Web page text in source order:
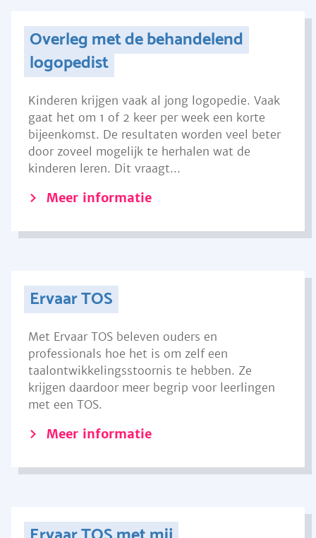
Overleg met de behandelend
logopedist
Kinderen krijgen vaak al jong logopedie. Vaak
gaat het om 1 of 2 keer per week een korte
bijeenkomst. De resultaten worden veel beter
door zoveel mogelijk te herhalen wat de
kinderen leren. Dit vraagt...
Meer informatie
Ervaar TOS
Met Ervaar TOS beleven ouders en
professionals hoe het is om zelf een
taalontwikkelingsstoornis te hebben. Ze
krijgen daardoor meer begrip voor leerlingen
met een TOS.
Meer informatie